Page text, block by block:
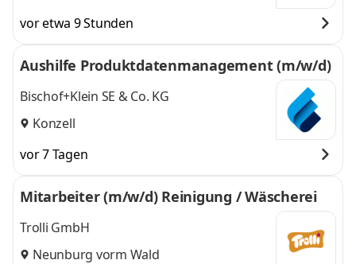
vor etwa 9 Stunden
Aushilfe Produktdatenmanagement (m/w/d)
Bischof+Klein SE & Co. KG
Konzell
vor 7 Tagen
Mitarbeiter (m/w/d) Reinigung / Wäscherei
Trolli GmbH
Neunburg vorm Wald